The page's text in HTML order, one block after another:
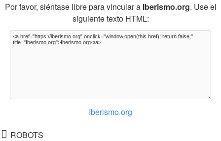
Por favor, siéntase libre para vincular a Iberismo.org. Use el
siguiente texto HTML:
Iberismo.org
ROBOTS